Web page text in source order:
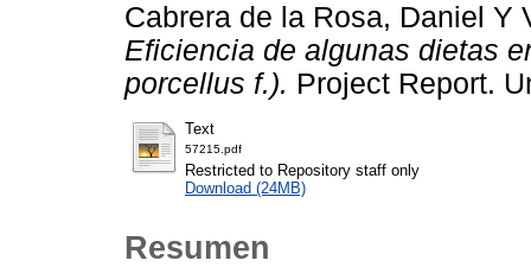
Cabrera de la Rosa, Daniel Y
Eficiencia de algunas dietas
porcellus f.). Project Report.
Text
57215.pdf
Restricted to Repository staff only
Download (24MB)
Resumen